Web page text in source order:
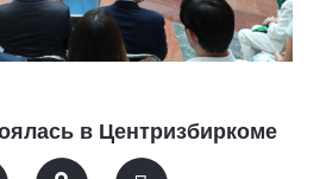
в Центризбиркоме